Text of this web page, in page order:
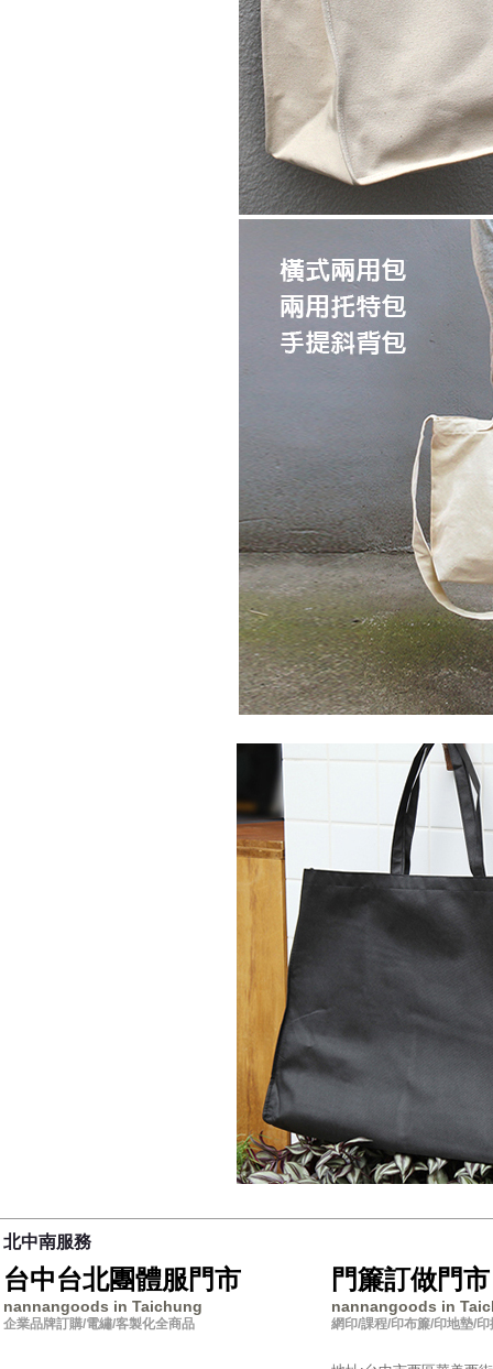
北中南服務
台中台北團體服門市
nannangoods in Taichung
企業品牌訂購/電繡/客製化全商品
門簾訂做門市
nannangoods in
網印/課程/印布簾/印地墊/印